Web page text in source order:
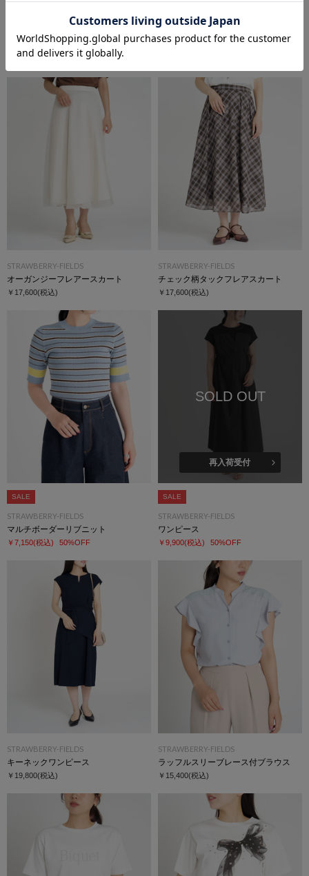
STRAWBERRY-FIELDS
ノースリーブティアードワンピース
￥19,800 (税込)
STRAWBERRY-FIELDS
STRAWBERRY-FIELDS
オーガンジーフレアースカート
￥17,600(税込)
STRAWBERRY-FIELDS
チェック柄タックフレアスカート
￥17,600(税込)
SALE
STRAWBERRY-FIELDS
マルチボーダーリブニット
￥7,150(税込) 50%OFF
SOLD OUT
再入荷受付
SALE
STRAWBERRY-FIELDS
ワンピース
￥9,900(税込) 50%OFF
STRAWBERRY-FIELDS
キーネックワンピース
￥19,800(税込)
STRAWBERRY-FIELDS
ラッフルスリーブレース付ブラウス
￥15,400(税込)